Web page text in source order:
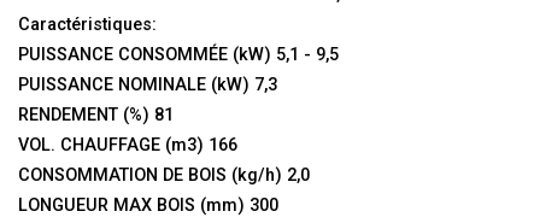
Caractéristiques:
PUISSANCE CONSOMMÉE (kW) 5,1 - 9,5
PUISSANCE NOMINALE (kW) 7,3
RENDEMENT (%) 81
VOL. CHAUFFAGE (m3) 166
CONSOMMATION DE BOIS (kg/h) 2,0
LONGUEUR MAX BOIS (mm) 300